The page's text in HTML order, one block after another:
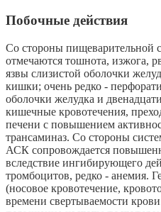
Побочные действия
Со стороны пищеварительной
отмечаются тошнота, изжога,
язвы слизистой оболочки
кишки; очень редко -
оболочки желудка и
кишечные кровотечения,
печени с повышением
трансаминаз. Со стороны
АСК сопровождается
вследствие ингибирующего
тромбоцитов, редко - анемия.
(носовое кровотечение,
времени свертываемости